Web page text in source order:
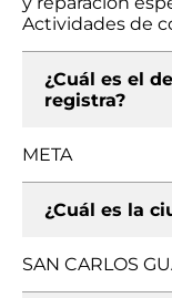
Actividades de
¿Cuál es el
registra?
META
¿Cuál es la
SAN CARLOS